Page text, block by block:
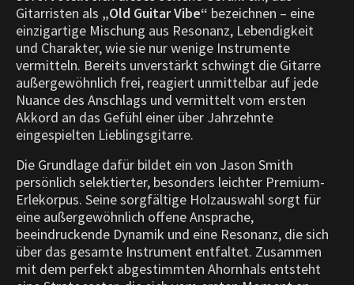
Gitarristen als „Old Guitar Vibe“ bezeichnen – eine
einzigartige Mischung aus Resonanz, Lebendigkeit
und Charakter, wie sie nur wenige Instrumente
vermitteln. Bereits unverstärkt schwingt die Gitarre
außergewöhnlich frei, reagiert unmittelbar auf jede
Nuance des Anschlags und vermittelt vom ersten
Akkord an das Gefühl einer über Jahrzehnte
eingespielten Lieblingsgitarre.
Die Grundlage dafür bildet ein von Jason Smith
persönlich selektierter, besonders leichter Premium-
Erlekorpus. Seine sorgfältige Holzauswahl sorgt für
eine außergewöhnlich offene Ansprache,
beeindruckende Dynamik und eine Resonanz, die sich
über das gesamte Instrument entfaltet. Zusammen
mit dem perfekt abgestimmten Ahornhals entsteht